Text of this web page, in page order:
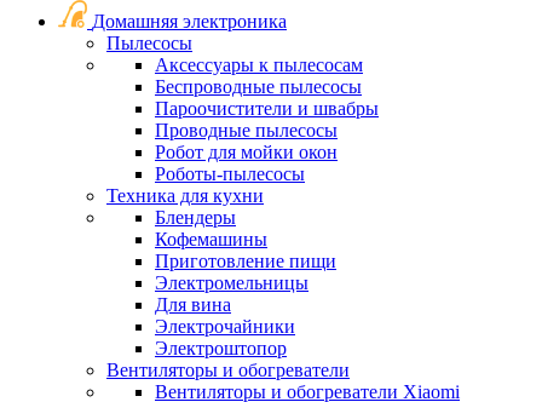
Домашняя электроника
Пылесосы
Аксессуары к пылесосам
Беспроводные пылесосы
Пароочистители и швабры
Проводные пылесосы
Робот для мойки окон
Роботы-пылесосы
Техника для кухни
Блендеры
Кофемашины
Приготовление пищи
Электромельницы
Для вина
Электрочайники
Электроштопор
Вентиляторы и обогреватели
Вентиляторы и обогреватели Xiaomi